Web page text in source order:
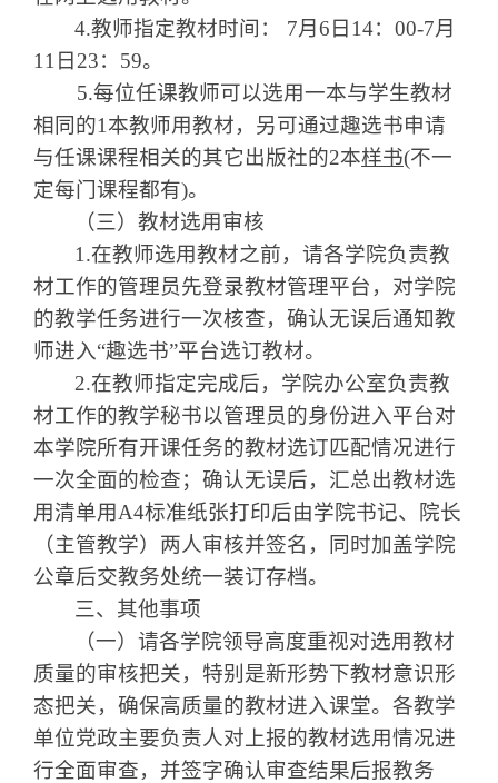
4.教师指定教材时间： 7月 6日14： 00-7月
11 日23： 59。
5.每位任课教师可以选用一本与学生教材
相同的1 本教师用教材，另可通过趣选书申请
与任课课程相关的其它出版社的2本样书(不一
定每门课程都有)。
（三）教材选用审核
1.在教师选用教材之前，请各学院负责教
材工作的管理员先登录教材管理平台，对学院
的教学任务进行一次核查，确认无误后通知教
师进入“趣选书”平台选订教材。
2.在教师指定完成后，学院办公室负责教
材工作的教学秘书以管理员的身份进入平台对
本学院所有开课任务的教材选订匹配情况进行
一次全面的检查；确认无误后，汇总出教材选
用清单用A4标准纸张打印后由学院书记、院长
（主管教学）两人审核并签名，同时加盖学院
公章后交教务处统一装订存档。
三、其他事项
（一）请各学院领导高度重视对选用教材
质量的审核把关，特别是新形势下教材意识形
态把关，确保高质量的教材进入课堂。各教学
单位党政主要负责人对上报的教材选用情况进
行全面审查，并签字确认审查结果后报教务